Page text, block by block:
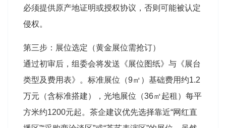
必须提供原产地证明或授权协议，否则可能被认定
侵权。
第三步：展位选定（黄金展位需抢订）
通过初审后，组委会将发送《展位图纸》与《展台
类型及费用表》。标准展位（9㎡）基础费用约1.2
万元（含标准搭建），光地展位（36㎡起租）每平
方米约1200元起。茶企建议优先选择靠近“网红直